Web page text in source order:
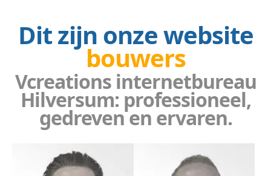
Dit zijn onze website
bouwers
Vcreations internetbureau
Hilversum: professioneel,
gedreven en ervaren.